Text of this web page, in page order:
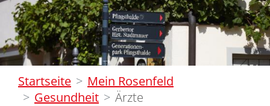
Startseite
Mein Rosenfeld
Gesundheit
Ärzte